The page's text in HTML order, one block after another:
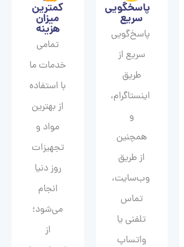
پاسخگویی
سریع
پاسخ‌گویی
سریع از
طریق
اینستاگرام،
و
همچنین
از طریق
وب‌سایت،
تماس
تلفنی یا
واتساپ
کمترین
میزان
هزینه
تمامی
خدمات ما
با استفاده
از بهترین
مواد و
تجهیزات
روز دنیا
انجام
می‌شود؛
از